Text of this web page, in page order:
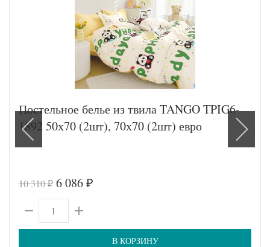
Постельное белье из твила TANGO TPIG6-
1892 50х70 (2шт), 70х70 (2шт) евро
10 310₽ 6 086 ₽
В КОРЗИНУ